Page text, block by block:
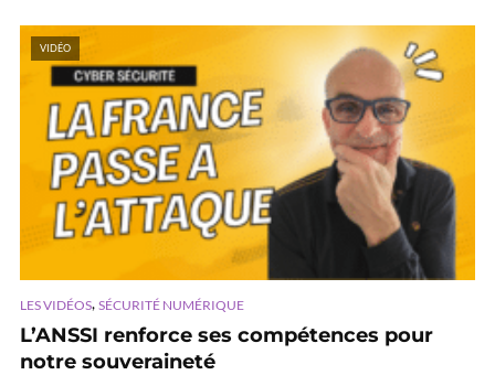
VIDÉO
LES VIDÉOS, SÉCURITÉ NUMÉRIQUE
L’ANSSI renforce ses compétences pour
notre souveraineté